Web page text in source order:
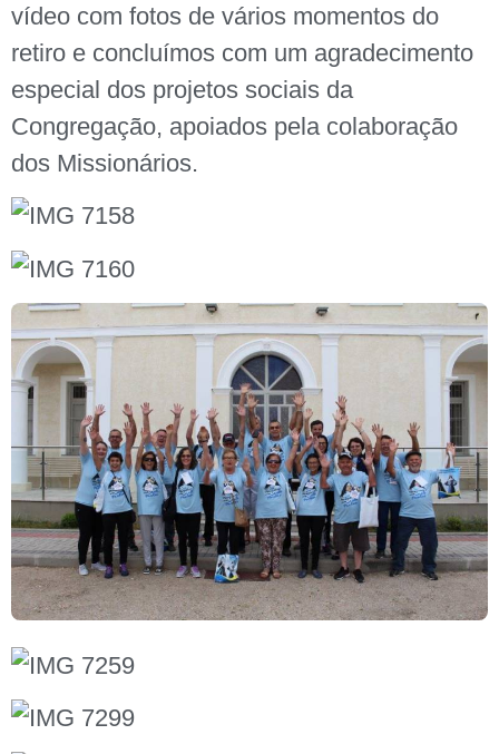
vídeo com fotos de vários momentos do
retiro e concluímos com um agradecimento
especial dos projetos sociais da
Congregação, apoiados pela colaboração
dos Missionários.